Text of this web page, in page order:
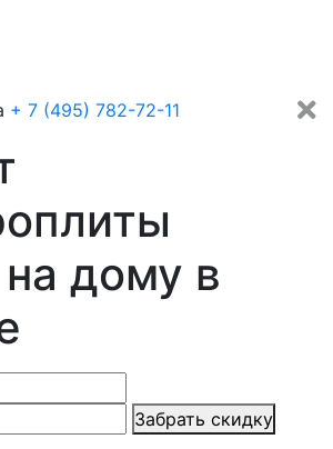
+ 7 (495) 782-72-11
дому в
Забрать скидку